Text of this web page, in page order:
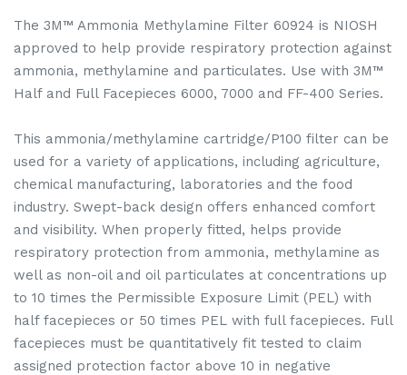
The 3M™ Ammonia Methylamine Filter 60924 is NIOSH
approved to help provide respiratory protection against
ammonia, methylamine and particulates. Use with 3M™
Half and Full Facepieces 6000, 7000 and FF-400 Series.
This ammonia/methylamine cartridge/P100 filter can be
used for a variety of applications, including agriculture,
chemical manufacturing, laboratories and the food
industry. Swept-back design offers enhanced comfort
and visibility. When properly fitted, helps provide
respiratory protection from ammonia, methylamine as
well as non-oil and oil particulates at concentrations up
to 10 times the Permissible Exposure Limit (PEL) with
half facepieces or 50 times PEL with full facepieces. Full
facepieces must be quantitatively fit tested to claim
assigned protection factor above 10 in negative